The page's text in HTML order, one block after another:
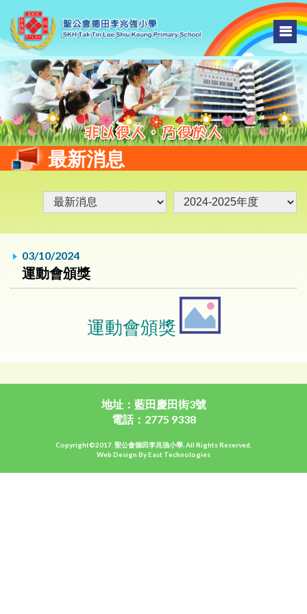
最新消息
03/10/2024
運動會頒獎
運動會頒獎
地址：藍田慶田街3號
電話：2775 9338
Copyright©2017. 聖公會德田李兆強小學, All Rights Reserved.
Web Design By East Technologies